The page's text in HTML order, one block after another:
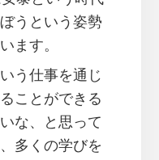
うという姿勢
ます。
う仕事を通じ
ことができる
な、と思って
多くの学びを